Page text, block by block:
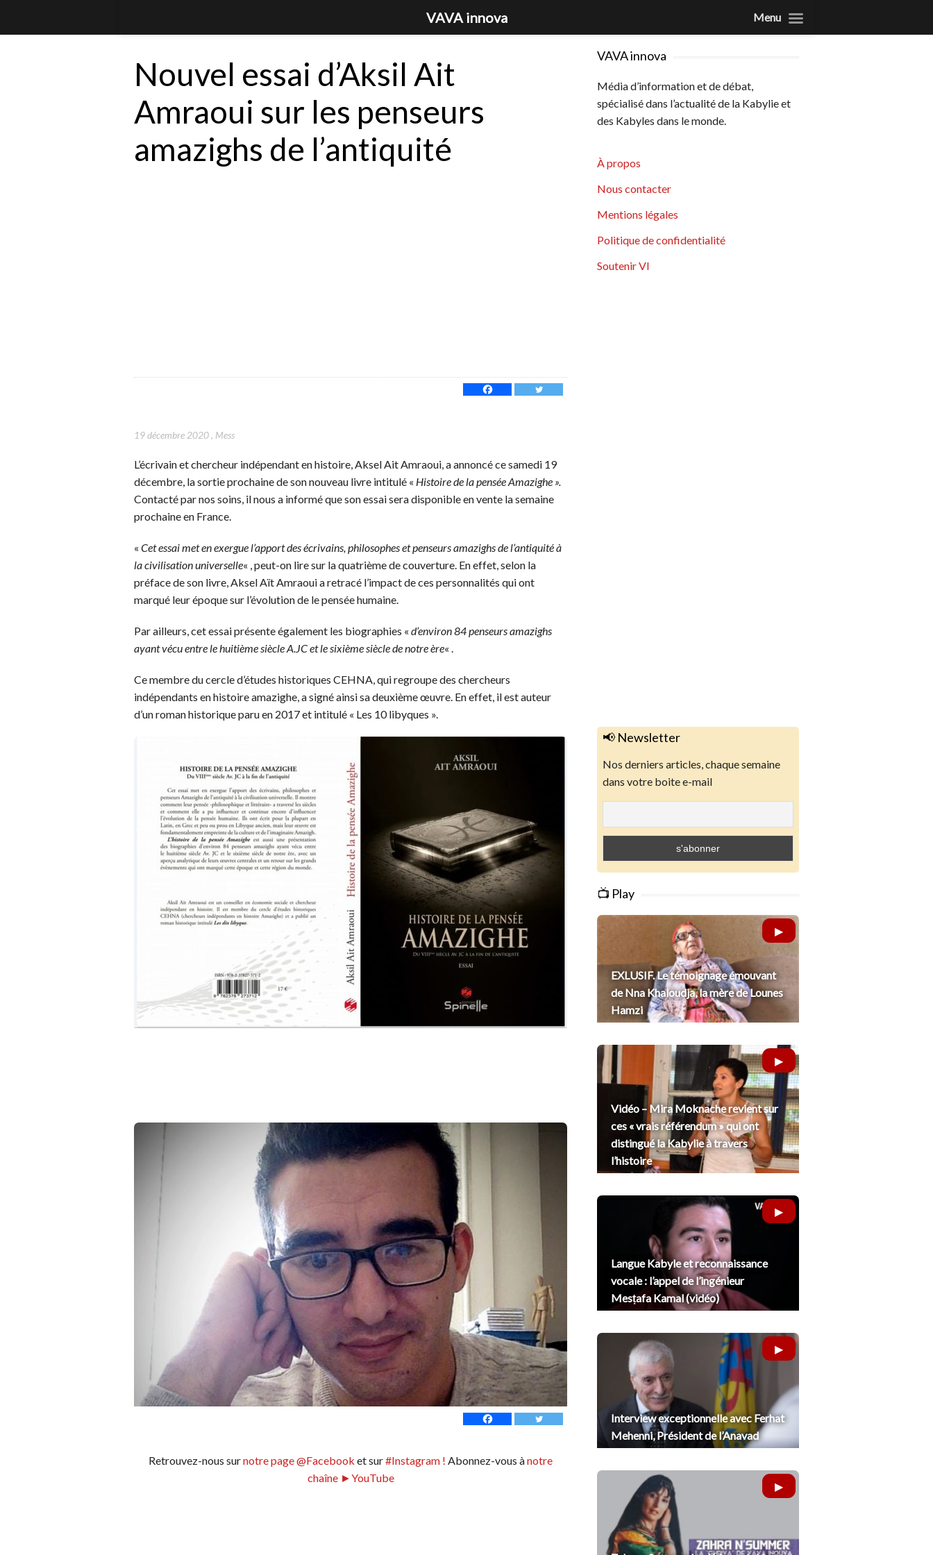
Nouvel essai d’Aksil Ait
Amraoui sur les penseurs
amazighs de l’antiquité
19 décembre 2020, Mess
L’écrivain et chercheur indépendant en histoire, Aksel Ait Amraoui, a annoncé ce samedi 19
décembre, la sortie prochaine de son nouveau livre intitulé « Histoire de la pensée Amazighe ».
Contacté par nos soins, il nous a informé que son essai sera disponible en vente la semaine
prochaine en France.
«Cet essai met en exergue l’apport des écrivains, philosophes et penseurs amazighs de l’antiquité à
la civilisation universelle« , peut-on lire sur la quatrième de couverture. En effet, selon la
préface de son livre, Aksel Aït Amraoui a retracé l’impact de ces personnalités qui ont
marqué leur époque sur l’évolution de le pensée humaine.
Par ailleurs, cet essai présente également les biographies «d’environ 84 penseurs amazighs
ayant vécu entre le huitième siècle A.JC et le sixième siècle de notre ère« .
Ce membre du cercle d’études historiques CEHNA, qui regroupe des chercheurs
indépendants en histoire amazighe, a signé ainsi sa deuxième œuvre. En effet, il est auteur
d’un roman historique paru en 2017 et intitulé « Les 10 libyques ».
Retrouvez-nous surnotre page @Facebook et sur#Instagram ! Abonnez-vous ànotre
chaîne ►YouTube
VAVA innova
Média d’information et de débat,
spécialisé dans l’actualité de la Kabylie et
des Kabyles dans le monde.
À propos
Nous contacter
Mentions légales
Politique de confidentialité
Soutenir VI
📢 Newsletter
Nos derniers articles, chaque semaine
dans votre boite e-mail
📺 Play
EXLUSIF. Le témoignage émouvant
de Nna Khaloudja, la mère de Lounes
Hamzi
Vidéo – Mira Moknache revient sur
ces « vrais référendum » qui ont
distingué la Kabylie à travers
l’histoire
Langue Kabyle et reconnaissance
vocale : l’appel de l’ingénieur
Mesṭafa Kamal (vidéo)
Interview exceptionnelle avec Ferhat
Mehenni, Président de l’Anavad
VAVA innova Menu